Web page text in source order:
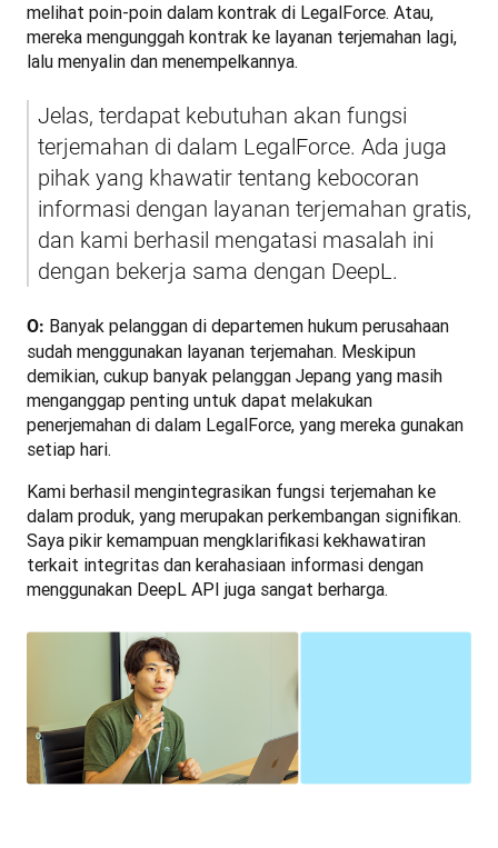
melihat poin-poin dalam kontrak di LegalForce. Atau,
mereka mengunggah kontrak ke layanan terjemahan lagi,
lalu menyalin dan menempelkannya.
Jelas, terdapat kebutuhan akan fungsi
terjemahan di dalam LegalForce. Ada juga
pihak yang khawatir tentang kebocoran
informasi dengan layanan terjemahan gratis,
dan kami berhasil mengatasi masalah ini
dengan bekerja sama dengan DeepL.
O: Banyak pelanggan di departemen hukum perusahaan
sudah menggunakan layanan terjemahan. Meskipun
demikian, cukup banyak pelanggan Jepang yang masih
menganggap penting untuk dapat melakukan
penerjemahan di dalam LegalForce, yang mereka gunakan
setiap hari.
Kami berhasil mengintegrasikan fungsi terjemahan ke
dalam produk, yang merupakan perkembangan signifikan.
Saya pikir kemampuan mengklarifikasi kekhawatiran
terkait integritas dan kerahasiaan informasi dengan
menggunakan DeepL API juga sangat berharga.